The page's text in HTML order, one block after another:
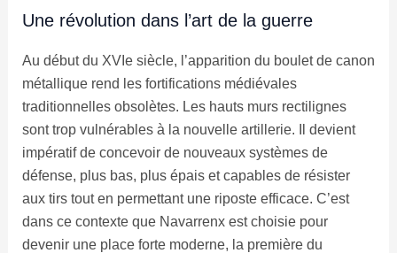
Une révolution dans l’art de la guerre
Au début du XVIe siècle, l’apparition du boulet de canon
métallique rend les fortifications médiévales
traditionnelles obsolètes. Les hauts murs rectilignes
sont trop vulnérables à la nouvelle artillerie. Il devient
impératif de concevoir de nouveaux systèmes de
défense, plus bas, plus épais et capables de résister
aux tirs tout en permettant une riposte efficace. C’est
dans ce contexte que Navarrenx est choisie pour
devenir une place forte moderne, la première du